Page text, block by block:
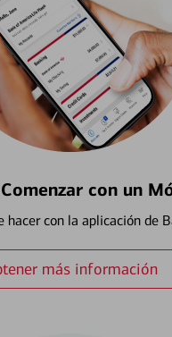
con un
hacer con la aplicación de
más información